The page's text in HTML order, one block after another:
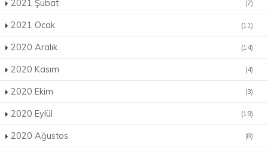
2021 Şubat (7)
2021 Ocak (11)
2020 Aralık (14)
2020 Kasım (4)
2020 Ekim (3)
2020 Eylül (19)
2020 Ağustos (8)